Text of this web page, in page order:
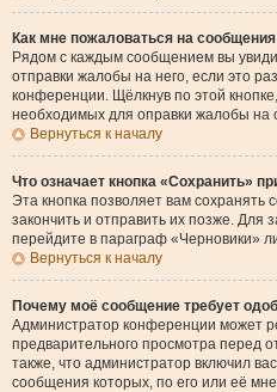
Как мне пожаловаться на
Рядом с каждым сообщением вы
отправки жалобы на него, если это
конференции. Щёлкнув по этой
необходимых для оправки жалобы на
Вернуться к началу
Что означает кнопка «Сохранить»
Эта кнопка позволяет вам сохранять
закончить и отправить их позже. Для
перейдите в параграф «Черновики»
Вернуться к началу
Почему моё сообщение требует
Администратор конференции может
предварительного просмотра перед
также, что администратор включил
сообщения которых, по его или её